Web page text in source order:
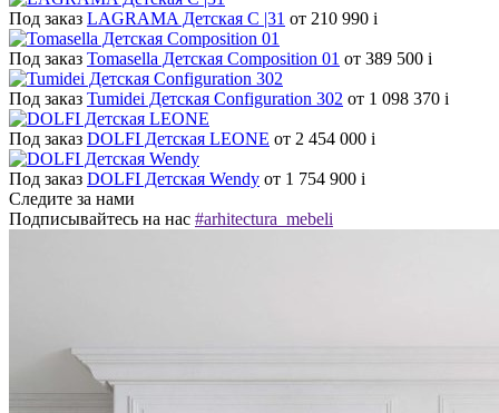
Под заказ LAGRAMA Детская С |31 от 210 990 i
Под заказ Tomasella Детская Composition 01 от 389 500 i
Под заказ Tumidei Детская Configuration 302 от 1 098 370 i
Под заказ DOLFI Детская LEONE от 2 454 000 i
Под заказ DOLFI Детская Wendy от 1 754 900 i
Следите за нами
Подписывайтесь на нас #arhitectura_mebeli